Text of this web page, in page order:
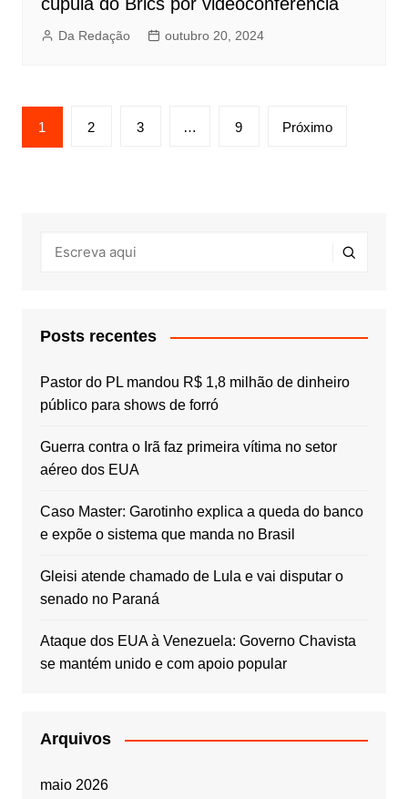
Da Redação outubro 20, 2024
Paginação
de
1 2 3 … 9 Próximo
Posts recentes
Pastor do PL mandou R$ 1,8 milhão de dinheiro
público para shows de forró
Guerra contra o Irã faz primeira vítima no setor
aéreo dos EUA
Caso Master: Garotinho explica a queda do banco
e expõe o sistema que manda no Brasil
Gleisi atende chamado de Lula e vai disputar o
senado no Paraná
Ataque dos EUA à Venezuela: Governo Chavista
se mantém unido e com apoio popular
Arquivos
maio 2026